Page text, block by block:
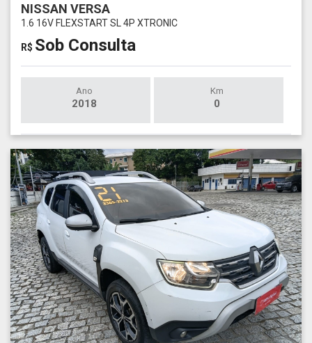
NISSAN VERSA
1.6 16V FLEXSTART SL 4P XTRONIC
R$ Sob Consulta
Ano
2018
Km
0